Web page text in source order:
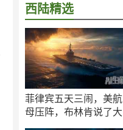
西陆精选
菲律宾五天三闹，美航
母压阵，布林肯说了大